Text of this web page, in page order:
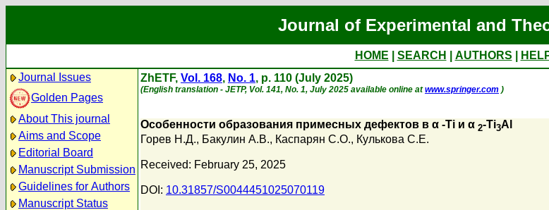
Journal of Experimental and
HOME SEARCH AUTHORS
Journal Issues
Golden Pages
About This journal
Aims and Scope
Editorial Board
Manuscript Submission
Guidelines for Authors
Manuscript Status
ZhETF, Vol. 168, No. 1, p. 110 (July 2025)
(English translation - JETP, Vol. 141, No. 1, July 2025 available online atwww.springer.com )
Особенности образования примесных дефектов в α -Ti и α 2-Ti3Al
Горев Н.Д., Бакулин А.В., Каспарян С.О., Кулькова С.Е.
Received: February 25, 2025
DOI: 10.31857/S0044451025070119